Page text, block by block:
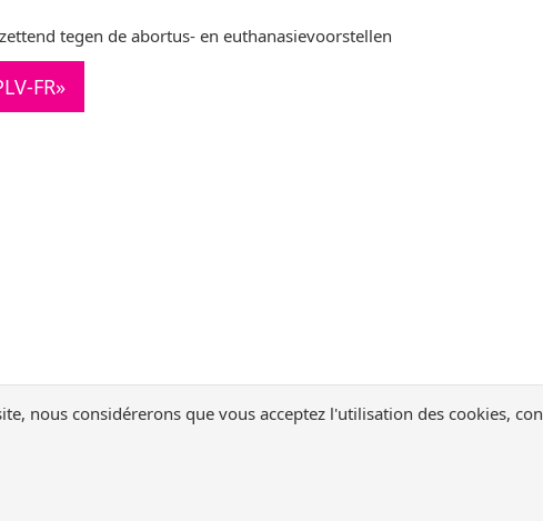
nous considérerons que vous acceptez l'utilisation des cookies,
tegen de abortus- en euthanasievoorstellen
FR»
Suivez-nous !